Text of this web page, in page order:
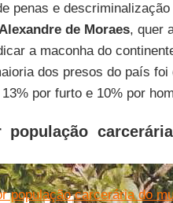
penas e descriminalização
de Moraes, quer
a maconha do
dos presos do país
por furto e 10% por
população
população carcerária do